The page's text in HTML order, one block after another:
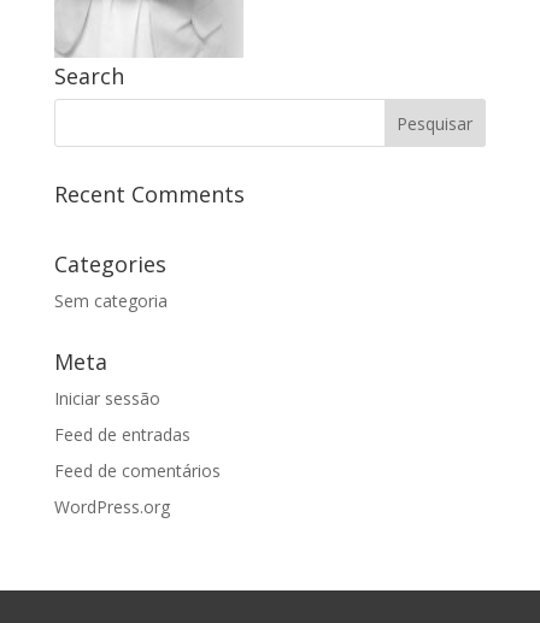
Search
Recent Comments
Categories
Sem categoria
Meta
Iniciar sessão
Feed de entradas
Feed de comentários
WordPress.org